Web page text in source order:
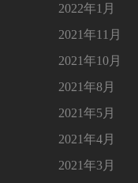
2022年1月
2021年11月
2021年10月
2021年8月
2021年5月
2021年4月
2021年3月